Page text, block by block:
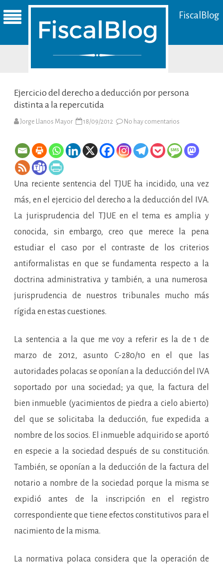
FiscalBlog
Ejercicio del derecho a deducción por persona
distinta a la repercutida
Jorge Llanos Mayor 18/09/2012 No hay comentarios
derecho
a
deducción
a
repercutida
Una reciente sentencia del TJUE ha incidido, una vez
más, en el ejercicio del derecho a la deducción del IVA.
La jurisprudencia del TJUE en el tema es amplia y
conocida, sin embargo, creo que merece la pena
estudiar el caso por el contraste de los criterios
antiformalistas en que se fundamenta respecto a la
doctrina administrativa y también, a una numerosa
jurisprudencia de nuestros tribunales mucho más
rígida en estas cuestiones.
La sentencia a la que me voy a referir es la de 1 de
marzo de 2012, asunto C-280/10 en el que las
autoridades polacas se oponían a la deducción del IVA
soportado por una sociedad; ya que, la factura del
bien inmueble (yacimientos de piedra a cielo abierto)
del que se solicitaba la deducción, fue expedida a
nombre de los socios. El inmueble adquirido se aportó
en especie a la sociedad después de su constitución.
También, se oponían a la deducción de la factura del
notario a nombre de la sociedad porque la misma se
expidió antes de la inscripción en el registro
correspondiente que tiene efectos constitutivos para el
nacimiento de la misma.
La normativa polaca considera que la operación de